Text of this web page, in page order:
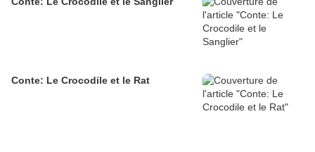
Conte: Le Crocodile et le Rat